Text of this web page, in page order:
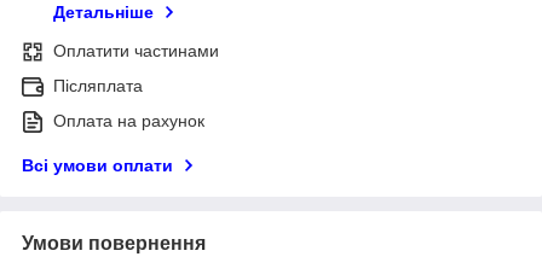
Детальніше
Оплатити частинами
Післяплата
Оплата на рахунок
Всі умови оплати
Умови повернення